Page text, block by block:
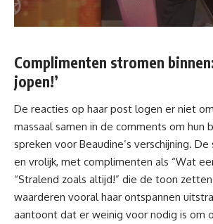
Complimenten stromen
jopen!’
De reacties op haar post logen er niet
massaal samen in de comments om hun
spreken voor Beaudine’s verschijning.
en vrolijk, met complimenten als “Wat
“Stralend zoals altijd!” die de toon
waarderen vooral haar ontspannen
aantoont dat er weinig voor nodig is om